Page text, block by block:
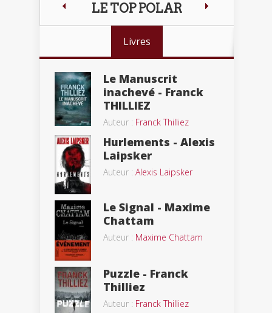
LE TOP POLAR
Livres
Le Manuscrit
inachevé - Franck
THILLIEZ
Auteur : Franck Thilliez
Hurlements - Alexis
Laipsker
Auteur : Alexis Laipsker
Le Signal - Maxime
Chattam
Auteur : Maxime Chattam
Puzzle - Franck
Thilliez
Auteur : Franck Thilliez